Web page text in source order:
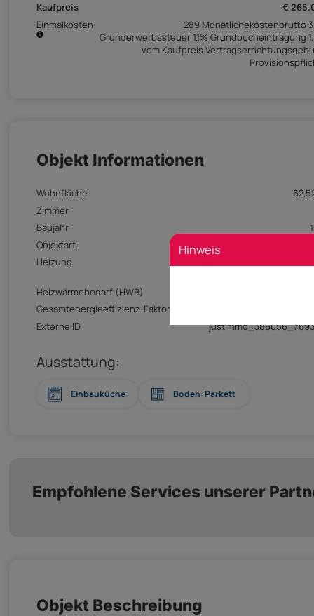
Kaufpreis €
Einmalkosten
289 Monatlichekostenbrutto
Grunderwerbssteuer 1.1% Grundbucheintragung
vom Kaufpreis
Objekt Informationen
Wohnfläche
Zimmer
Baujahr
Objektart
Heizung
Heizwärmebedarf (HWB)
Gesamtenergieeffizienz-Faktor (fGEE)
Externe ID
Ausstattung:
Einbauküche Boden: Parkett
Empfohlene Services unserer
Objekt Beschreibung
Hinweis